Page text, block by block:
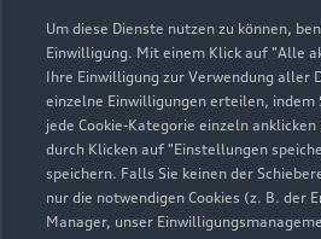
Um diese Dienste nutzen zu können,
Einwilligung. Mit einem Klick auf "Alle
Ihre Einwilligung zur Verwendung aller
einzelne Einwilligungen erteilen, indem
jede Cookie-Kategorie einzeln
durch Klicken auf "Einstellungen
speichern. Falls Sie keinen der
nur die notwendigen Cookies (z. B. der
Manager, unser
Ob Verkaufsberatung,
Werkstattservice – das
Autohauses steht Ihnen in
zur